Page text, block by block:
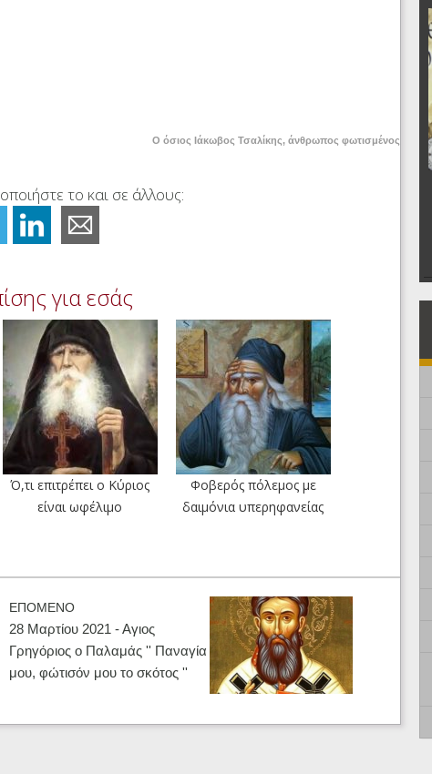
Ο όσιος Ιάκωβος Τσαλίκης, άνθρωπος φωτισμένος
το και σε άλλους:
για εσάς
Ό,τι επιτρέπει ο Κύριος
είναι ωφέλιμο
Φοβερός πόλεμος με
δαιμόνια υπερηφανείας
ΕΠΟΜΕΝΟ
28 Μαρτίου 2021 - Αγιος
Γρηγόριος ο Παλαμάς '' Παναγία
μου, φώτισόν μου το σκότος ''